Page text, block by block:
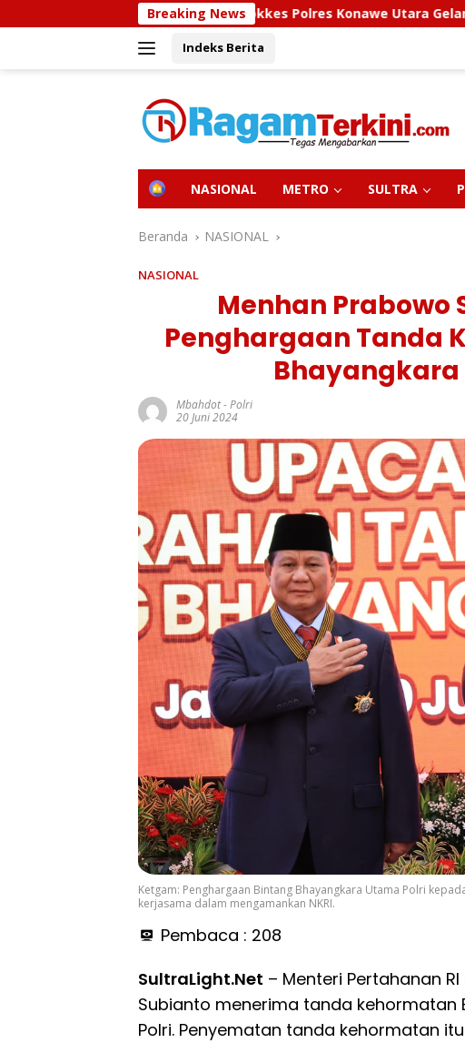
ke
Breaking News
Sidokkes Polres Konawe Utara Gelar Edukasi
Indeks Berita
H
E
NASIONAL METRO SULTRA
Beranda NASIONAL
NASIONAL
Menhan Prabowo
Penghargaan Tanda
Mbahdot-Polri
20 Juni 2024
Ketgam: Penghargaan Bintang Bhayangkara Utama Polri
kerjasama dalam mengamankan NKRI.
Pembaca : 208
SultraLight.Net – Menteri Pertahanan
Subianto menerima tanda kehormatan
Polri. Penyematan tanda kehormatan